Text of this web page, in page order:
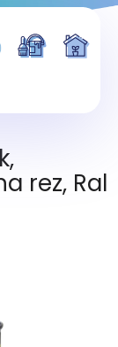
rez, Ral